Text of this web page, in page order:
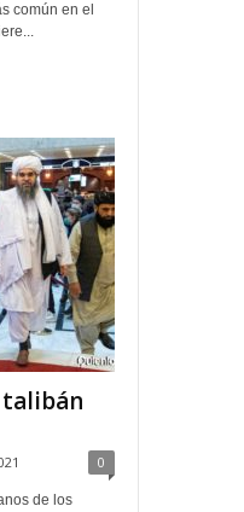
común en el
talibán
0
de los